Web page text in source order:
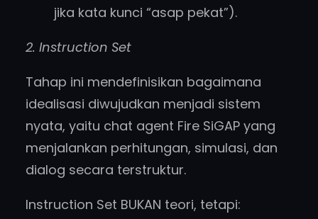
jika kata kunci “asap pekat”).
2. Instruction Set
Tahap ini mendefinisikan bagaimana
idealisasi diwujudkan menjadi sistem
nyata, yaitu chat agent Fire SiGAP yang
menjalankan perhitungan, simulasi, dan
dialog secara terstruktur.
Instruction Set BUKAN teori, tetapi: